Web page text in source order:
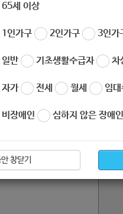
세 이상
인가구 2인가구 3인가
반 기초생활수급자 차
가 전세 월세 임대
장애인 심하지 않은 장애인
창닫기